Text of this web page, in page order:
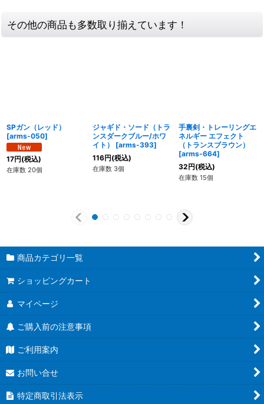
その他の商品も多数取り揃えています！
SPガン（レッド）
[arms-050]
17円(税込)
在庫数 20個
ジャギド・ソード（トラ
ンスダークブルー/ホワ
イト）
[arms-393]
116円(税込)
在庫数 3個
手裏剣・トレーリングエ
ネルギー エフェクト
（トランスブラウン）
[arms-664]
32円(税込)
在庫数 15個
商品カテゴリ一覧
ショッピングカート
マイページ
ご購入前の注意事項
ご利用案内
お問い合せ
特定商取引法表示